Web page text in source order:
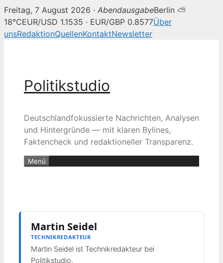
Freitag, 7 August 2026 · AbendausgabeBerlin ⛅
18°CEUR/USD 1.1535 · EUR/GBP 0.8577Über
unsRedaktionQuellenKontaktNewsletter
Politikstudio
Deutschlandfokussierte Nachrichten, Analysen
und Hintergründe — mit klaren Bylines,
Faktencheck und redaktioneller Transparenz.
Menü
Martin Seidel
TECHNIKREDAKTEUR
Martin Seidel ist Technikredakteur bei
Politikstudio.